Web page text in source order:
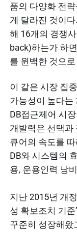
품의 다양화 전
게 달라진 것이
해 16개의 경쟁
back)하는가 하
를 윈백한 것으
이 같은 시장 집
가능성이 높다는
DB접근제어 시
개발력은 선택과
큐어의 속도를
DB와 시스템의
용, 운용인력 낭
지난 2015년 개
성 확보조치 기
꾸준히 성장해왔